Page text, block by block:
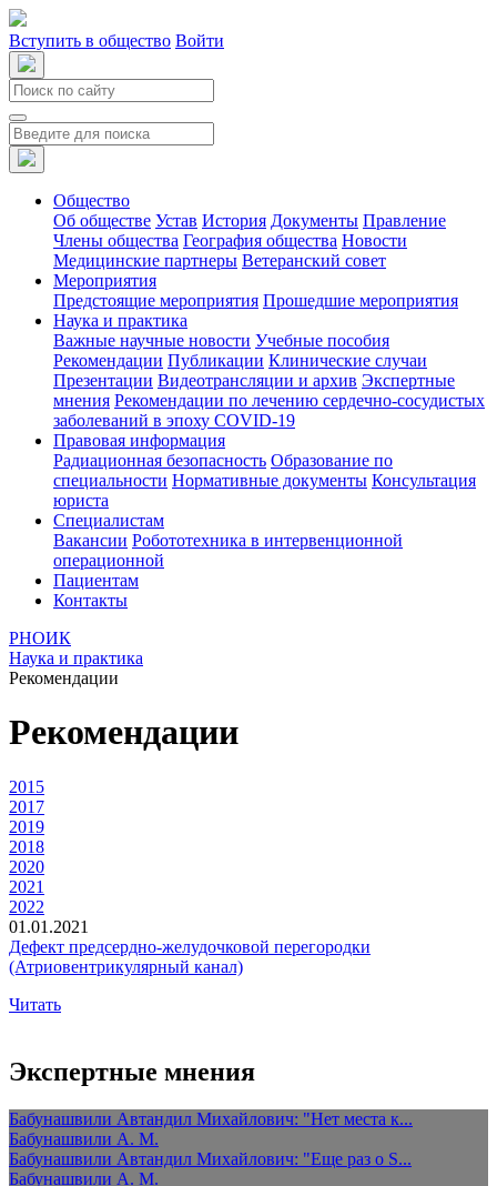
Вступить в общество Войти
Общество
Об обществе Устав История Документы Правление
Члены общества География общества Новости
Медицинские партнеры Ветеранский совет
Мероприятия
Предстоящие мероприятия Прошедшие мероприятия
Наука и практика
Важные научные новости Учебные пособия
Рекомендации Публикации Клинические случаи
Презентации Видеотрансляции и архив Экспертные
мнения Рекомендации по лечению сердечно-сосудистых
заболеваний в эпоху COVID-19
Правовая информация
Радиационная безопасность Образование по
специальности Нормативные документы Консультация
юриста
Специалистам
Вакансии Робототехника в интервенционной
операционной
Пациентам
Контакты
РНОИК
Наука и практика
Рекомендации
Рекомендации
2015
2017
2019
2018
2020
2021
2022
01.01.2021
Дефект предсердно-желудочковой перегородки
(Атриовентрикулярный канал)
Читать
Экспертные мнения
Бабунашвили Автандил Михайлович: "Нет места к...
Бабунашвили А. М.
Бабунашвили Автандил Михайлович: "Еще раз о S...
Бабунашвили А. М.